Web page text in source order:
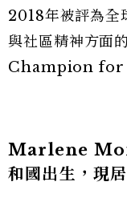
2018年被評為全
與社區精神方面
Champion for
Marlene
和國出生，現